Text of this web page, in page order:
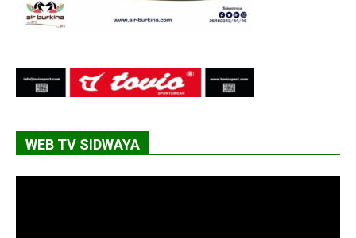
WEB TV SIDWAYA